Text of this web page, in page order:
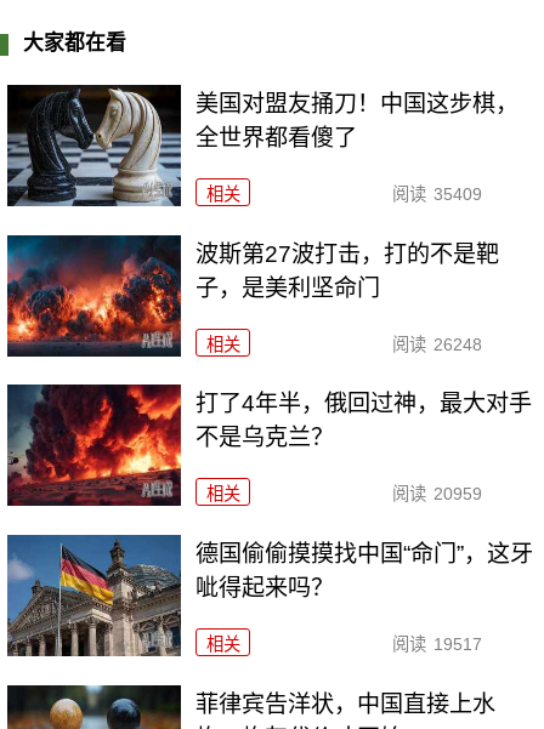
大家都在看
美国对盟友捅刀！中国这步棋，
全世界都看傻了
相关 阅读 35409
波斯第27波打击，打的不是靶
子，是美利坚命门
相关 阅读 26248
打了4年半，俄回过神，最大对手
不是乌克兰？
相关 阅读 20959
德国偷偷摸摸找中国“命门”，这牙
呲得起来吗？
相关 阅读 19517
菲律宾告洋状，中国直接上水